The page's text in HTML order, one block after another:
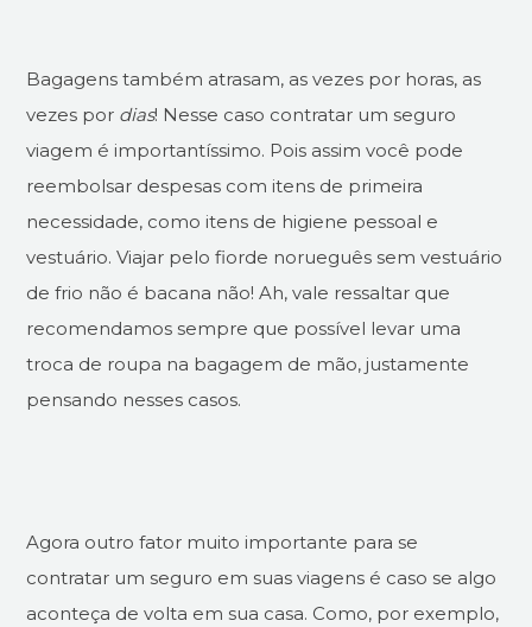
Bagagens também atrasam, as vezes por horas, as
vezes por dias! Nesse caso contratar um seguro
viagem é importantíssimo. Pois assim você pode
reembolsar despesas com itens de primeira
necessidade, como itens de higiene pessoal e
vestuário. Viajar pelo fiorde norueguês sem vestuário
de frio não é bacana não! Ah, vale ressaltar que
recomendamos sempre que possível levar uma
troca de roupa na bagagem de mão, justamente
pensando nesses casos.
Agora outro fator muito importante para se
contratar um seguro em suas viagens é caso se algo
aconteça de volta em sua casa. Como, por exemplo,